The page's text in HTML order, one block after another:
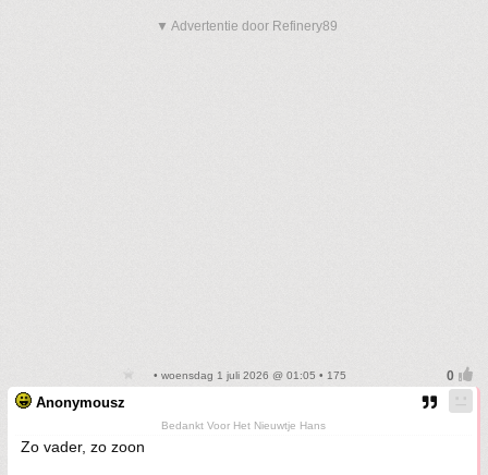
▼ Advertentie door Refinery89
• woensdag 1 juli 2026 @ 01:05 • 175
Anonymousz
Bedankt Voor Het Nieuwtje Hans
Zo vader, zo zoon